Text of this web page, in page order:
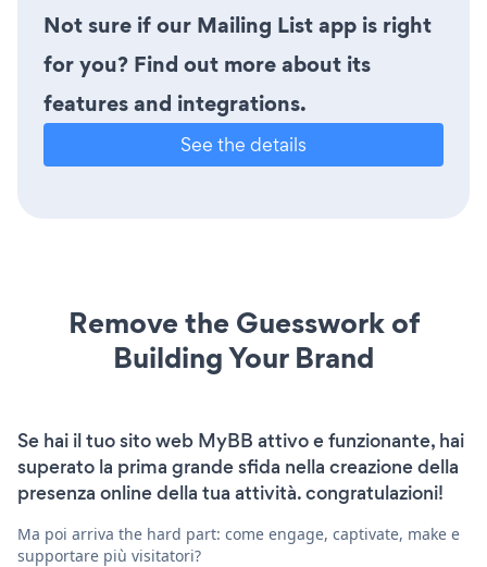
Not sure if our Mailing List app is right
for you? Find out more about its
features and integrations.
See the details
Remove the Guesswork of
Building Your Brand
Se hai il tuo sito web MyBB attivo e funzionante, hai
superato la prima grande sfida nella creazione della
presenza online della tua attività. congratulazioni!
Ma poi arriva the hard part: come engage, captivate, make e
supportare più visitatori?